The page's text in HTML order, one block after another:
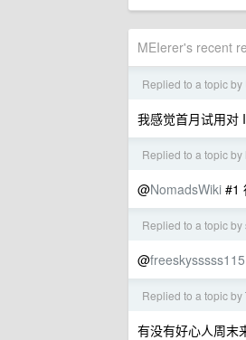
MEIerer's recent
Replied to a topic by
我感觉首月试用对
Replied to a topic by
@NomadsWiki #1
Replied to a topic by
@freeskysssss115
Replied to a topic by
有没有好心人周末